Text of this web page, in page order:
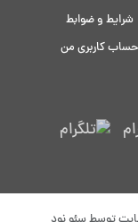
شرایط و ضوابط
حساب کاربری من